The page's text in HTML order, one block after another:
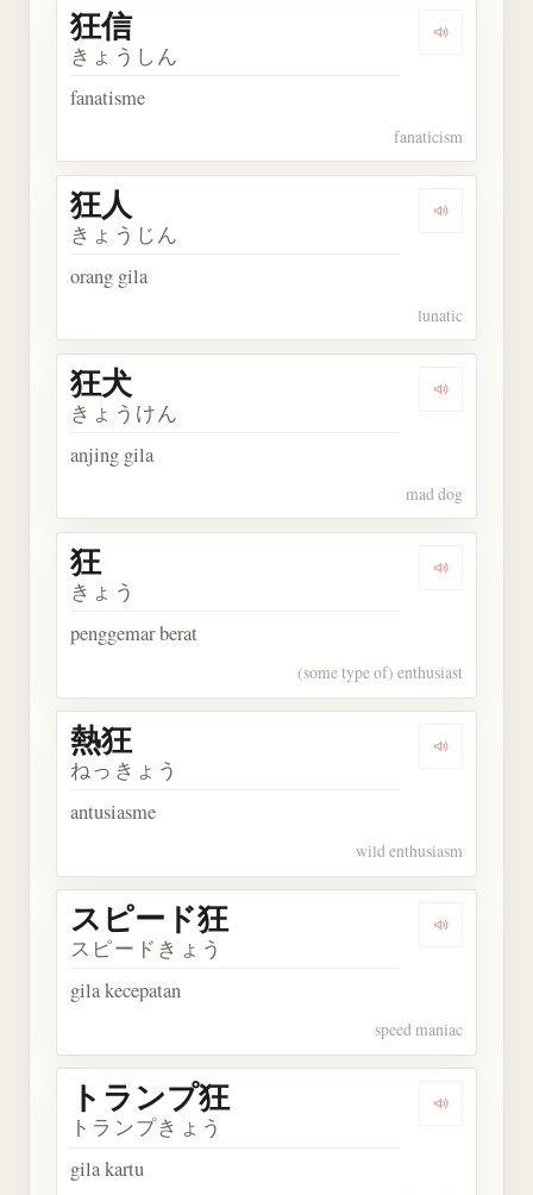
Dengarkan
狂信
きょうしん
fanatisme
fanaticism
Dengarkan
狂人
きょうじん
orang gila
lunatic
Dengarkan
狂犬
きょうけん
anjing gila
mad dog
Dengarkan
狂
きょう
penggemar berat
(some type of) enthusiast
Dengarkan
熱狂
ねっきょう
antusiasme
wild enthusiasm
Dengarkan
スピード狂
スピードきょう
gila kecepatan
speed maniac
Dengarkan
トランプ狂
トランプきょう
gila kartu